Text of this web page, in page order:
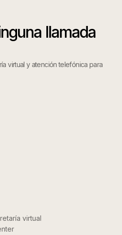
llamada
virtual y atención telefónica para
virtual